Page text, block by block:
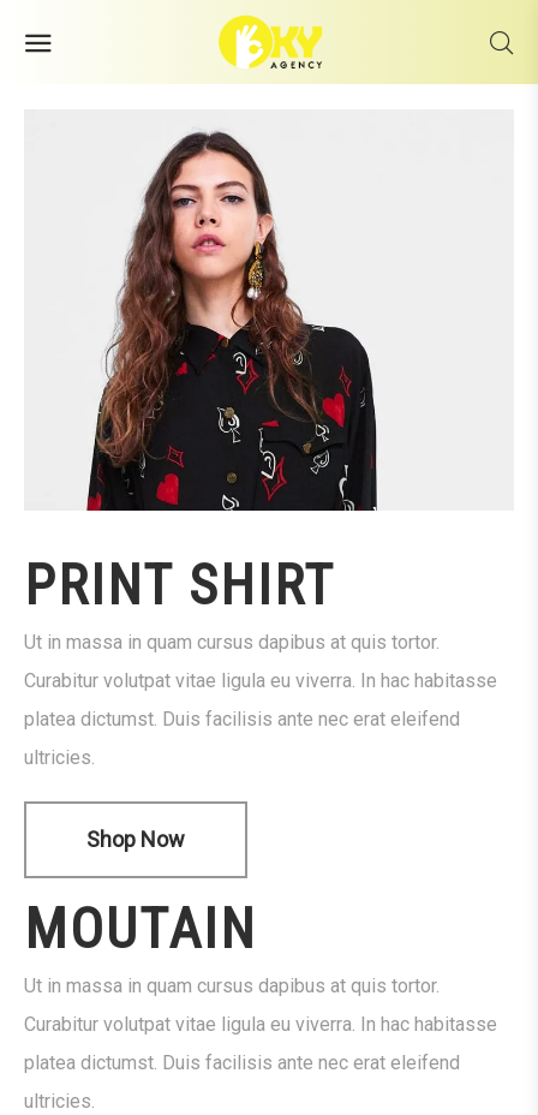
PRINT SHIRT
Ut in massa in quam cursus dapibus at quis tortor.
Curabitur volutpat vitae ligula eu viverra. In hac habitasse
platea dictumst. Duis facilisis ante nec erat eleifend
ultricies.
Shop Now
MOUTAIN
Ut in massa in quam cursus dapibus at quis tortor.
Curabitur volutpat vitae ligula eu viverra. In hac habitasse
platea dictumst. Duis facilisis ante nec erat eleifend
ultricies.